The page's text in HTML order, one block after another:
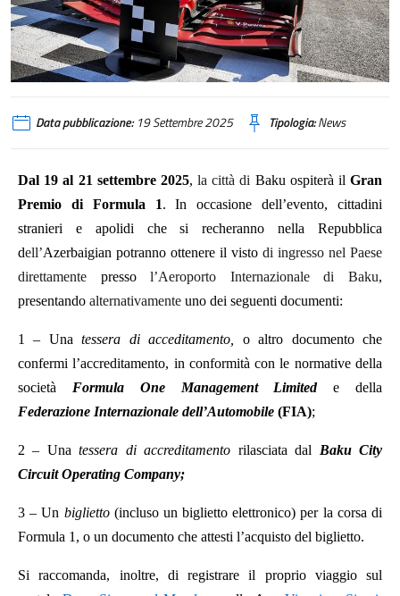
Data pubblicazione:19 Settembre 2025 Tipologia:News
Dal 19 al 21 settembre 2025,la città di Baku ospiterà il Gran
Premio di Formula 1. In occasione dell’evento, cittadini
stranieri e apolidi che si recheranno nella Repubblica
dell’Azerbaigian potranno ottenere il visto di ingresso nel Paese
direttamente pressol’Aeroporto Internazionale di Baku,
presentando alternativamente uno dei seguenti documenti:
1 – Una tessera di acceditamento,
o altro documento che
confermi l’accreditamento, in conformità con le normative della
società Formula One Management Limitede della
Federazione Internazionale dell’Automobile (FIA);
2 – Una tessera di accreditamento rilasciata dal Baku City
Circuit Operating Company;
3 – Un biglietto(incluso un biglietto elettronico) per la corsa di
Formula 1, o un documento che attesti l’acquisto del biglietto.
Si raccomanda, inoltre, di registrare il proprio viaggio sul